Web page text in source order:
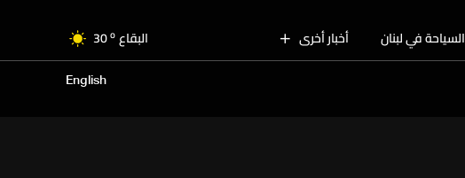
السياحة في لبنان أخبار أخرى البقاع 30o
الجنوب 28o
29
English